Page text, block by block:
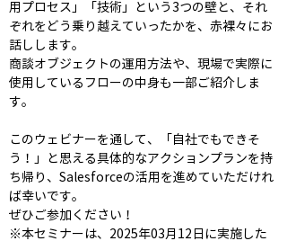
用プロセス」「技術」という3つの壁と、それ
ぞれをどう乗り越えていったかを、赤裸々にお
話しします。
商談オブジェクトの運用方法や、現場で実際に
使用しているフローの中身も一部ご紹介しま
す。
このウェビナーを通して、「自社でもできそ
う！」と思える具体的なアクションプランを持
ち帰り、Salesforceの活用を進めていただけれ
ば幸いです。
ぜひご参加ください！
※本セミナーは、2025年03月12日に実施した